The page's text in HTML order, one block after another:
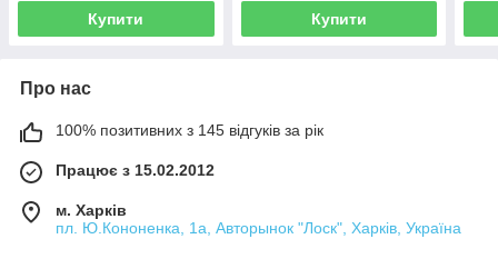
Купити Купити
Про нас
100% позитивних з 145 відгуків за рік
Працює з 15.02.2012
м. Харків
пл. Ю.Кононенка, 1а, Авторынок "Лоск", Харків, Україна